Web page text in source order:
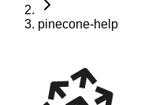
pinecone-help